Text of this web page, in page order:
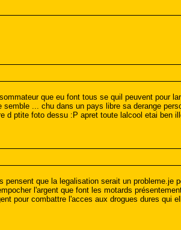
que eu font tous se quil peuvent pour
... chu dans un pays libre sa derange
d ptite foto dessu :P apret toute lalcool etai ben
que la legalisation serait un probleme.je
l'argent que font les motards
pour combattre l'acces aux drogues dures qui